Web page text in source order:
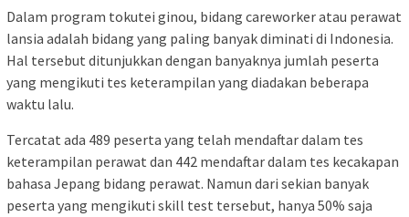
Dalam program tokutei ginou, bidang careworker atau perawat
lansia adalah bidang yang paling banyak diminati di Indonesia.
Hal tersebut ditunjukkan dengan banyaknya jumlah peserta
yang mengikuti tes keterampilan yang diadakan beberapa
waktu lalu.
Tercatat ada 489 peserta yang telah mendaftar dalam tes
keterampilan perawat dan 442 mendaftar dalam tes kecakapan
bahasa Jepang bidang perawat. Namun dari sekian banyak
peserta yang mengikuti skill test tersebut, hanya 50% saja